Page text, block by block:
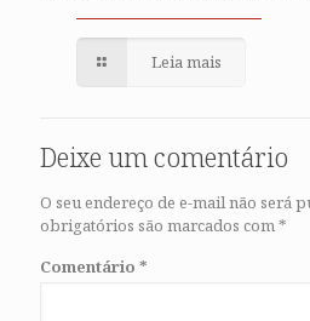
Leia mais
Deixe um comentário
O seu endereço de e-mail não será
obrigatórios são marcados com*
Comentário *